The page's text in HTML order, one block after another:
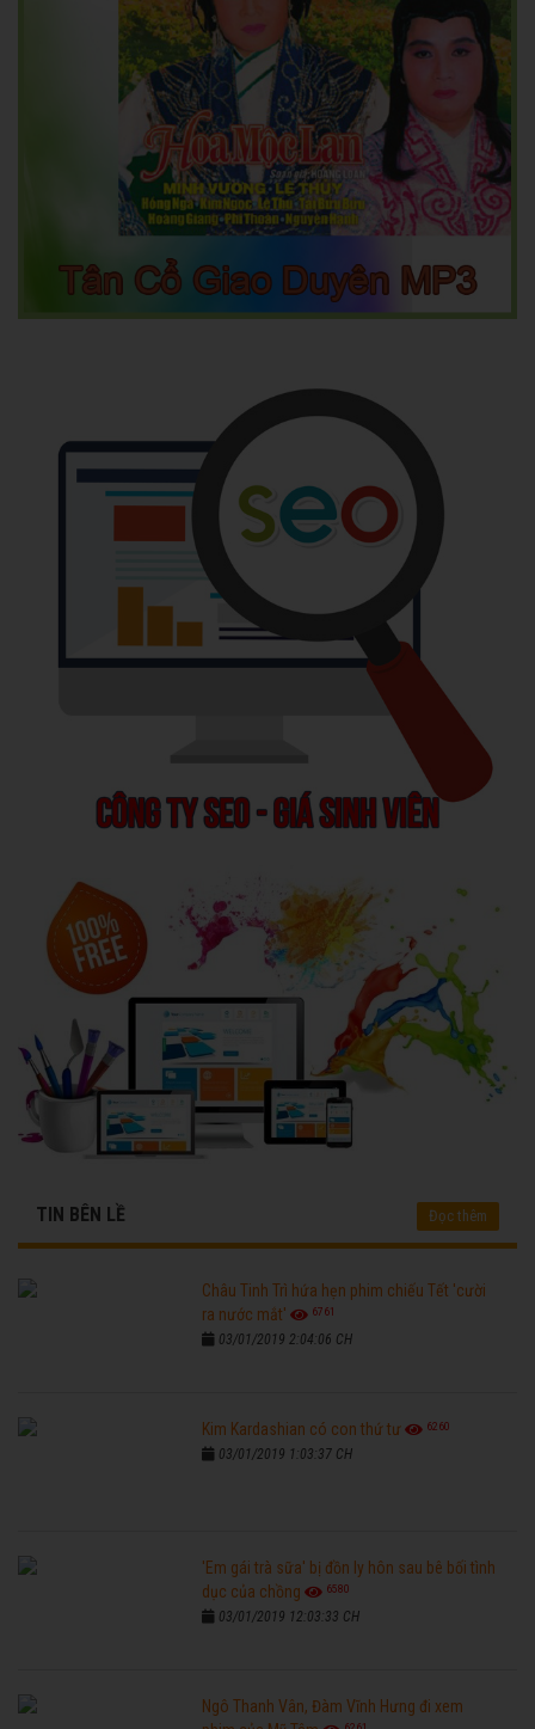
TIN BÊN LỀ Đọc thêm
Châu Tinh Trì hứa hẹn phim chiếu Tết 'cười
ra nước mắt'
6761
03/01/2019 2:04:06 CH
Kim Kardashian có con thứ tư 6260
03/01/2019 1:03:37 CH
'Em gái trà sữa' bị đồn ly hôn sau bê bối tình
dục của chồng
6580
03/01/2019 12:03:33 CH
Ngô Thanh Vân, Đàm Vĩnh Hưng đi xem